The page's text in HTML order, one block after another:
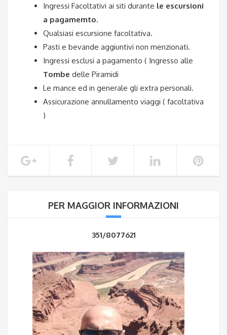
Ingressi Facoltativi ai siti durante le escursioni
a pagamemto.
Qualsiasi escursione facoltativa.
Pasti e bevande aggiuntivi non menzionati.
Ingressi esclusi a pagamento ( Ingresso alle
Tombe delle Piramidi
Le mance ed in generale gli extra personali.
Assicurazione annullamento viaggi ( facoltativa
)
PER MAGGIOR INFORMAZIONI
351/8077621